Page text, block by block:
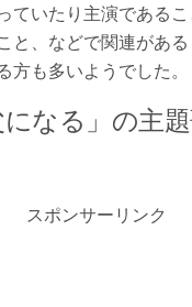
ていたり主演である
と、などで関連があ
方も多いようでした。
になる」の主
スポンサーリンク